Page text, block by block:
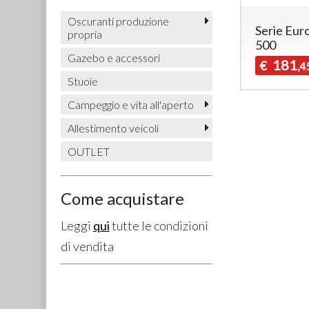
Serie
500
€ 181
Oscuranti produzione
propria
Gazebo e accessori
Stuoie
Campeggio e vita all'aperto
Allestimento veicoli
OUTLET
Come acquistare
Leggi quitutte le condizioni
di vendita